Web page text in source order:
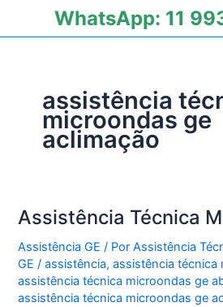
WhatsApp: 11
assistência
microondas ge
aclimação
Assistência Técnica
Assistência GE / PorAssistência
GE/assistência,assistência técnica
assistência técnica microondas ge
assistência técnica microondas ge